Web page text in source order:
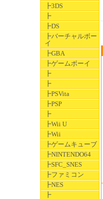
┣3DS
┣
┣DS
┣バーチャルボー
イ
┣GBA
┣ゲームボーイ
┣
┣
┣PSVita
┣PSP
┣
┣Wii U
┣Wii
┣ゲームキューブ
┣NINTENDO64
┣SFC_SNES
┣ファミコン
┣NES
┣